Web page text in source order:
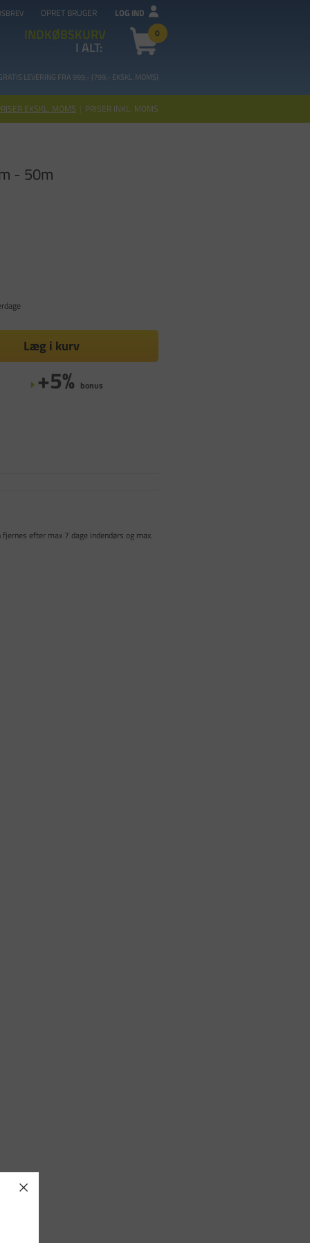
OPRET BRUGER LOG IND
INDKØBSKURV 0
I ALT:
LEVERING FRA 999,- (799,- EKSKL. MOMS)
EKSKL. MOMS | PRISER INKL. MOMS
- 50m
Læg i kurv
+5% bonus
efter max 7 dage indendørs og max.